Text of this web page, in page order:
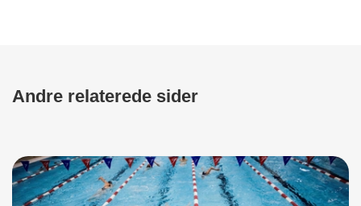
Andre relaterede sider